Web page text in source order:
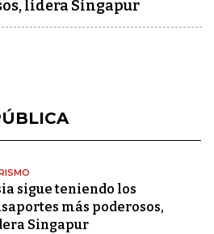
lidera Singapur
sigue teniendo los
más poderosos,
Singapur